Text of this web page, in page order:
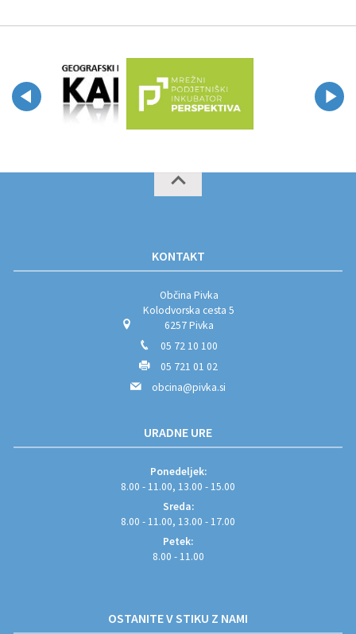
KONTAKT
Občina Pivka
Kolodvorska cesta 5
6257 Pivka
05 72 10 100
05 721 01 02
obcina@pivka.si
URADNE URE
Ponedeljek:
8.00 - 11.00, 13.00 - 15.00
Sreda:
8.00 - 11.00, 13.00 - 17.00
Petek:
8.00 - 11.00
OSTANITE V STIKU Z NAMI